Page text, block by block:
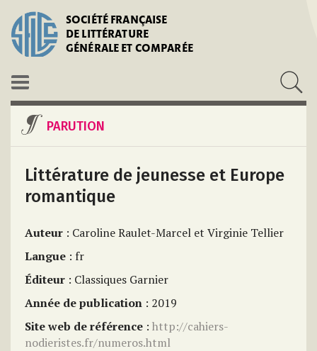
SOCIÉTÉ FRANÇAISE
DE LITTÉRATURE
GÉNÉRALE ET COMPARÉE
PARUTION
Littérature de jeunesse et Europe
romantique
Auteur : Caroline Raulet-Marcel et Virginie Tellier
Langue : fr
Éditeur : Classiques Garnier
Année de publication : 2019
Site web de référence : http://cahiers-
nodieristes.fr/numeros.html